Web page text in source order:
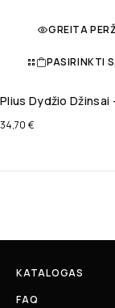
GREITA
PASIRINKTI
Plius Dydžio Džinsai
34,70 €
KATALOGAS
FAQ